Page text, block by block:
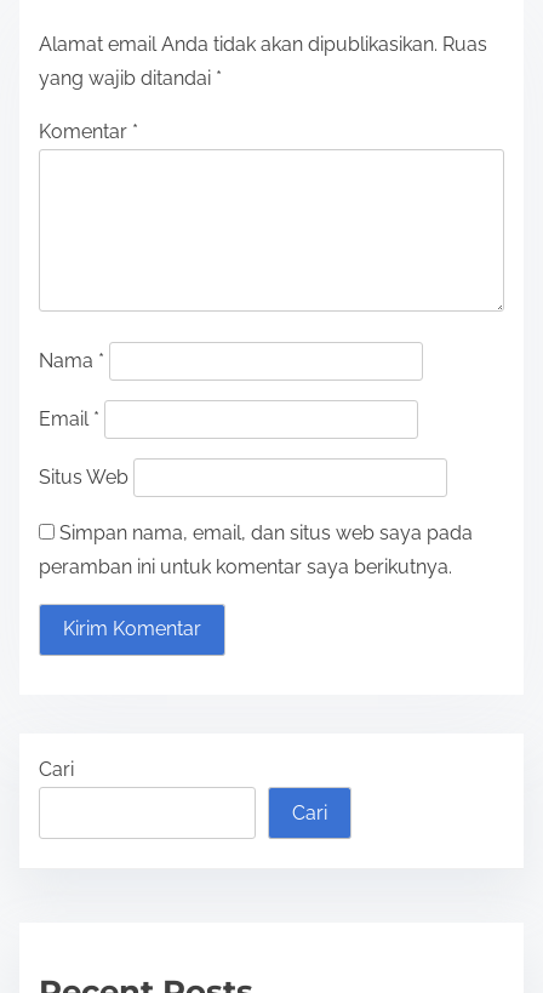
Alamat email Anda tidak akan dipublikasikan. Ruas
yang wajib ditandai *
Komentar *
Nama *
Email *
Situs Web
Simpan nama, email, dan situs web saya pada
peramban ini untuk komentar saya berikutnya.
Cari
Cari